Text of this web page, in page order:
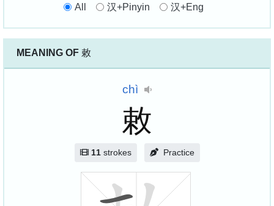
All 汉+Pinyin 汉+Eng
MEANING OF 敕
chì
敕
11strokes Practice